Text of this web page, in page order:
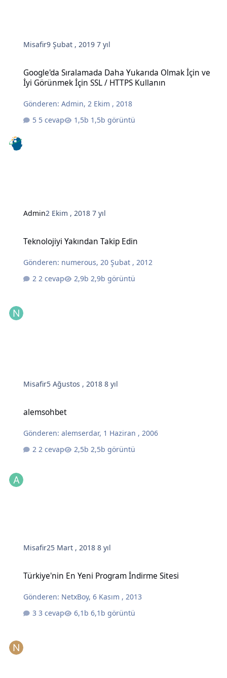
Misafir9 Şubat , 20197 yıl
Google'da Sıralamada Daha Yukarıda Olmak İçin ve
İyi Görünmek İçin SSL / HTTPS Kullanın
Gönderen:Admin,2 Ekim , 2018
5 cevap
1,5b görüntü
Admin2 Ekim , 20187 yıl
Teknolojiyi Yakından Takip Edin
Gönderen: numerous,20 Şubat , 2012
2 cevap
2,9b görüntü
Misafir5 Ağustos , 20188 yıl
alemsohbet
Gönderen:alemserdar, 1 Haziran , 2006
2 cevap
2,5b görüntü
Misafir25 Mart , 20188 yıl
Türkiye'nin En Yeni Program İndirme Sitesi
Gönderen: NetxBoy,6 Kasım , 2013
3 cevap
6,1b görüntü